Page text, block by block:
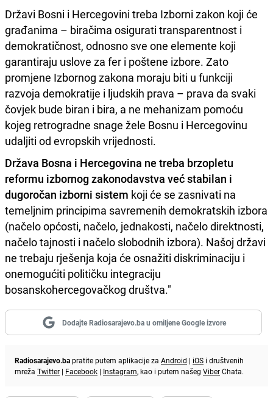
Državi Bosni i Hercegovini treba Izborni zakon koji će
građanima – biračima osigurati transparentnost i
demokratičnost, odnosno sve one elemente koji
garantiraju uslove za fer i poštene izbore. Zato
promjene Izbornog zakona moraju biti u funkciji
razvoja demokratije i ljudskih prava – prava da svaki
čovjek bude biran i bira, a ne mehanizam pomoću
kojeg retrogradne snage žele Bosnu i Hercegovinu
udaljiti od evropskih vrijednosti.
Država Bosna i Hercegovina ne treba brzopletu
reformu izbornog zakonodavstva već stabilan i
dugoročan izborni sistem koji će se zasnivati na
temeljnim principima savremenih demokratskih izbora
(načelo općosti, načelo, jednakosti, načelo direktnosti,
načelo tajnosti i načelo slobodnih izbora). Našoj državi
ne trebaju rješenja koja će osnažiti diskriminaciju i
onemogućiti političku integraciju
bosanskohercegovačkog društva."
Dodajte Radiosarajevo.ba u omiljene Google izvore
Radiosarajevo.bapratite putem aplikacije za Android | iOS i društvenih
mreža Twitter | Facebook | Instagram, kao i putem našeg ViberChata.